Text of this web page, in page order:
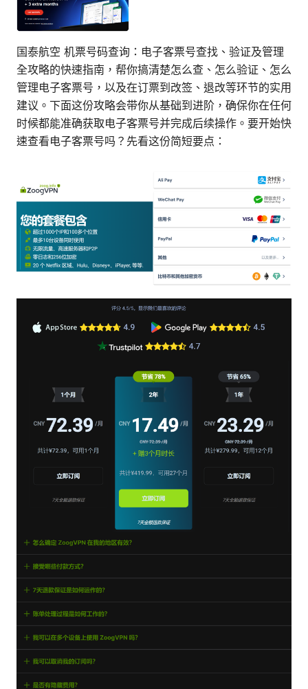
国泰航空 机票号码查询：电子客票号查找、验证及管理
全攻略的快速指南，帮你搞清楚怎么查、怎么验证、怎么
管理电子客票号，以及在订票到改签、退改等环节的实用
建议。下面这份攻略会带你从基础到进阶，确保你在任何
时候都能准确获取电子客票号并完成后续操作。要开始快
速查看电子客票号吗？先看这份简短要点：